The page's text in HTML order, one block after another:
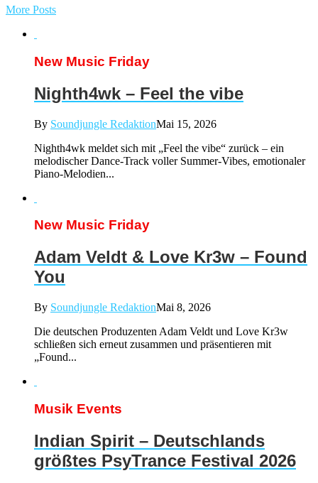
More Posts
New Music Friday
Nighth4wk – Feel the vibe
By Soundjungle RedaktionMai 15, 2026
Nighth4wk meldet sich mit „Feel the vibe“ zurück – ein
melodischer Dance-Track voller Summer-Vibes, emotionaler
Piano-Melodien...
New Music Friday
Adam Veldt & Love Kr3w – Found
You
By Soundjungle RedaktionMai 8, 2026
Die deutschen Produzenten Adam Veldt und Love Kr3w
schließen sich erneut zusammen und präsentieren mit
„Found...
Musik Events
Indian Spirit – Deutschlands
größtes PsyTrance Festival 2026